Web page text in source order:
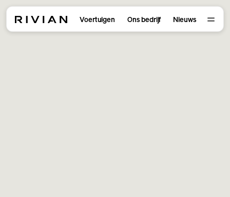
Voertuigen Ons bedrijf Nieuws